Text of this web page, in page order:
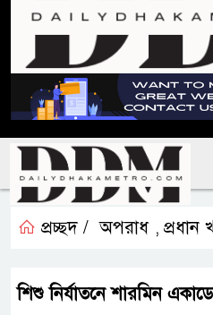
প্রচ্ছদ / অপরাধ , প্রধান
শিশু নির্যাতনে শারমিন